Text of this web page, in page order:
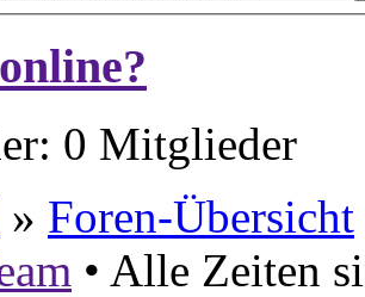
0 Mitglieder
» Foren-Übersicht
• Alle Zeiten